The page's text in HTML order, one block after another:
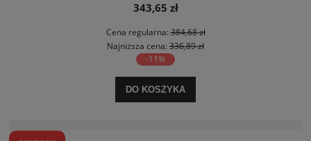
343,65 zł
Cena regularna:384,68 zł
Najniższa cena: 336,89 zł
-11%
DO KOSZYKA